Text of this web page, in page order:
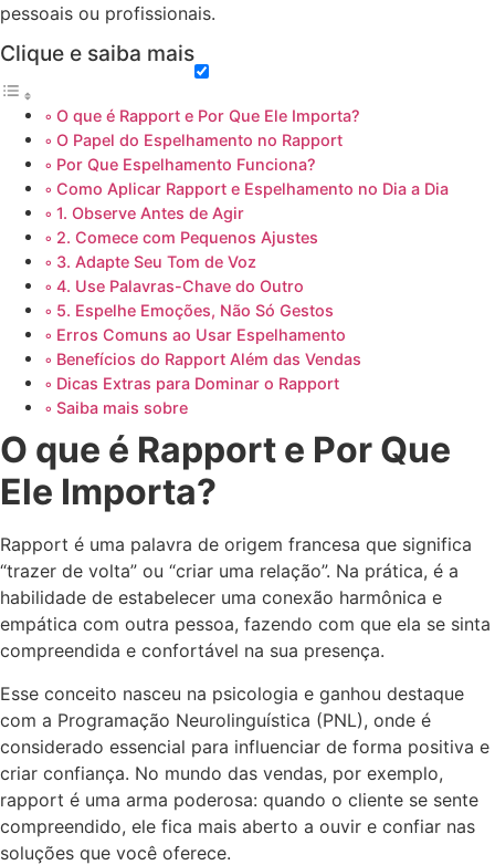
pessoais ou profissionais.
Clique e saiba mais
O que é Rapport e Por Que Ele Importa?
O Papel do Espelhamento no Rapport
Por Que Espelhamento Funciona?
Como Aplicar Rapport e Espelhamento no Dia a Dia
1. Observe Antes de Agir
2. Comece com Pequenos Ajustes
3. Adapte Seu Tom de Voz
4. Use Palavras-Chave do Outro
5. Espelhe Emoções, Não Só Gestos
Erros Comuns ao Usar Espelhamento
Benefícios do Rapport Além das Vendas
Dicas Extras para Dominar o Rapport
Saiba mais sobre
O que é Rapport e Por Que
Ele Importa?
Rapport é uma palavra de origem francesa que significa
“trazer de volta” ou “criar uma relação”. Na prática, é a
habilidade de estabelecer uma conexão harmônica e
empática com outra pessoa, fazendo com que ela se sinta
compreendida e confortável na sua presença.
Esse conceito nasceu na psicologia e ganhou destaque
com a Programação Neurolinguística (PNL), onde é
considerado essencial para influenciar de forma positiva e
criar confiança. No mundo das vendas, por exemplo,
rapport é uma arma poderosa: quando o cliente se sente
compreendido, ele fica mais aberto a ouvir e confiar nas
soluções que você oferece.